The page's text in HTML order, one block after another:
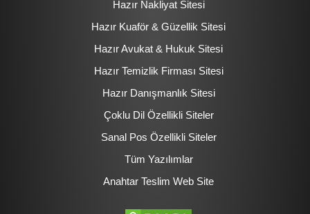
Hazır Nakliyat Sitesi
Hazır Kuaför & Güzellik Sitesi
Hazır Avukat & Hukuk Sitesi
Hazır Temizlik Firması Sitesi
Hazır Danışmanlık Sitesi
Çoklu Dil Özellikli Siteler
Sanal Pos Özellikli Siteler
Tüm Yazılımlar
Anahtar Teslim Web Site